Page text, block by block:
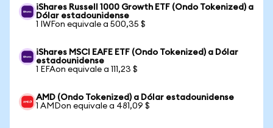
iShares Russell 1000 Growth ETF (Ondo Tokenized) a
Dólar estadounidense
1 IWFon equivale a 500,35 $
iShares MSCI EAFE ETF (Ondo Tokenized) a Dólar
estadounidense
1 EFAon equivale a 111,23 $
AMD (Ondo Tokenized) a Dólar estadounidense
1 AMDon equivale a 481,09 $